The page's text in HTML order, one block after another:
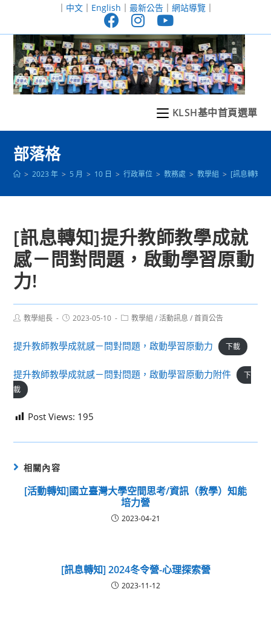
至
｜ 中文｜ English ｜ 最新公告｜ 網站導覽｜
KLSH基中首頁選單
部落格
> 2023 年 > 5 月 > 10 日 > 行政單位 > 教務處 > 教學組 > [訊息轉知]
[訊息轉知]提升教師教學成就
感－問對問題，啟動學習原動
力!
Post教學組長
Post2023-05-10
Post教學組 / 活動訊息 / 首頁公告
提升教師教學成就感－問對問題，啟動學習原動力 下載
提升教師教學成就感－問對問題，啟動學習原動力附件
下
載
Post Views: 195
相關內容
[活動轉知]國立臺灣大學空間思考/資訊（教學）知能
培力營
2023-04-21
[訊息轉知] 2024冬令營-心理探索營
2023-11-12